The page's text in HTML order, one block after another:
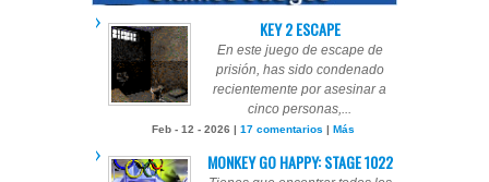
KEY 2 ESCAPE
En este juego de escape de
prisión, has sido condenado
recientemente por asesinar a
cinco personas,...
Feb - 12 - 2026 | 17 comentarios | Más
MONKEY GO HAPPY: STAGE 1022